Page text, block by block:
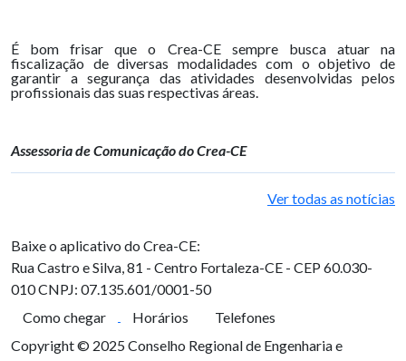
É bom frisar que o Crea-CE sempre busca atuar na
fiscalização de diversas modalidades com o objetivo de
garantir a segurança das atividades desenvolvidas pelos
profissionais das suas respectivas áreas.
Assessoria de Comunicação do Crea-CE
Ver todas as notícias
Baixe o aplicativo do Crea-CE:
Rua Castro e Silva, 81 - Centro Fortaleza-CE - CEP 60.030-
010CNPJ: 07.135.601/0001-50
Como chegar
Horários
Telefones
Copyright © 2025 Conselho Regional de Engenharia e